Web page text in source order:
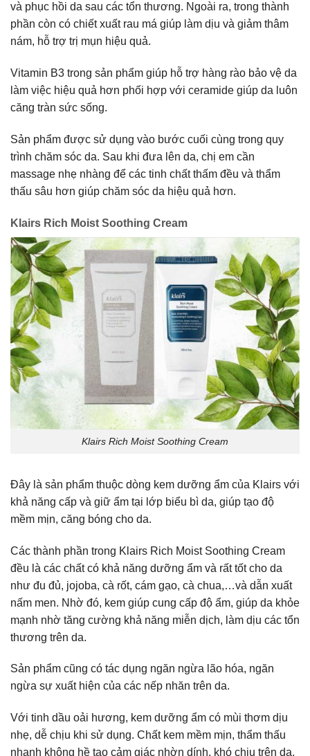
và phục hồi da sau các tổn thương. Ngoài ra, trong thành
phần còn có chiết xuất rau má giúp làm dịu và giảm thâm
nám, hỗ trợ trị mụn hiệu quả.
Vitamin B3 trong sản phẩm giúp hỗ trợ hàng rào bảo vệ da
làm việc hiệu quả hơn phối hợp với ceramide giúp da luôn
căng tràn sức sống.
Sản phẩm được sử dụng vào bước cuối cùng trong quy
trình chăm sóc da. Sau khi đưa lên da, chị em cần
massage nhẹ nhàng để các tinh chất thấm đều và thẩm
thấu sâu hơn giúp chăm sóc da hiệu quả hơn.
Klairs Rich Moist Soothing Cream
Klairs Rich Moist Soothing Cream
Đây là sản phẩm thuộc dòng kem dưỡng ẩm của Klairs với
khả năng cấp và giữ ẩm tại lớp biểu bì da, giúp tạo độ
mềm mịn, căng bóng cho da.
Các thành phần trong Klairs Rich Moist Soothing Cream
đều là các chất có khả năng dưỡng ẩm và rất tốt cho da
như đu đủ, jojoba, cà rốt, cám gạo, cà chua,…và dẫn xuất
nấm men. Nhờ đó, kem giúp cung cấp độ ẩm, giúp da khỏe
mạnh nhờ tăng cường khả năng miễn dịch, làm dịu các tổn
thương trên da.
Sản phẩm cũng có tác dụng ngăn ngừa lão hóa, ngăn
ngừa sự xuất hiện của các nếp nhăn trên da.
Với tinh dầu oải hương, kem dưỡng ẩm có mùi thơm dịu
nhẹ, dễ chịu khi sử dụng. Chất kem mềm mịn, thẩm thấu
nhanh không hề tạo cảm giác nhờn dính, khó chịu trên da.